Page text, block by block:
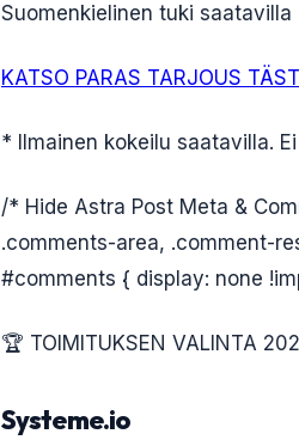
Suomenkielinen tuki saatavilla
KATSO PARAS TARJOUS
* Ilmainen kokeilu saatavilla.
/* Hide Astra Post Meta &
.comments-area, .comment-
#comments { display: none
🏆 TOIMITUKSEN VALINTA
Systeme.io